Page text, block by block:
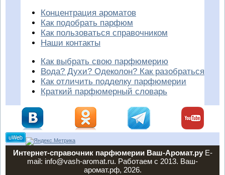
Концентрация ароматов
Как подобрать парфюм
Как пользоваться справочником
Наши контакты
Как выбрать свою парфюмерию
Вода? Духи? Одеколон? Как разобраться
Как отличить подделку парфюмерии
Краткий парфюмерный словарь
Интернет-справочник парфюмерии Ваш-Аромат.руE-
mail: info@vash-aromat.ru. Работаем с 2013. Ваш-
аромат.рф, 2026.